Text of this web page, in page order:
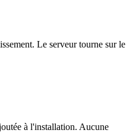
Le serveur tourne sur le
à l'installation. Aucune